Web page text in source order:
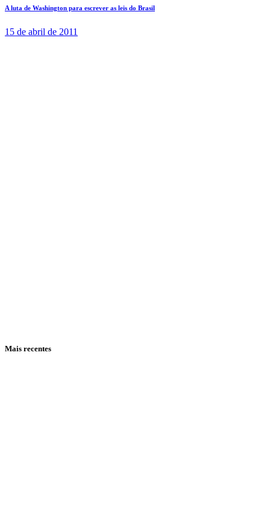
A luta de Washington para escrever as leis do Brasil
15 de abril de 2011
Mais recentes